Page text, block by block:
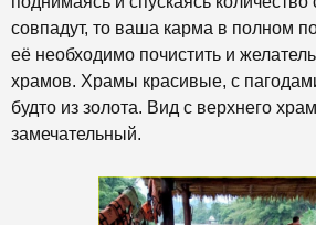
совпадут, то ваша карма в полном
её необходимо почистить и
храмов. Храмы красивые, с
будто из золота. Вид с верхнего
замечательный.